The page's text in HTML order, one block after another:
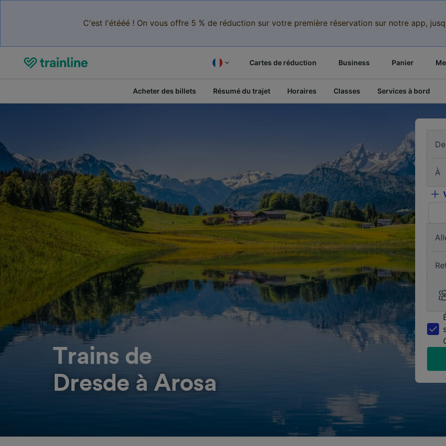
C'est l'étééé ! On vous offre 5 % de réduction sur votre première réservation sur notre app,
Cartes de réduction Business Panier
Acheter des billets Résumé du trajet Horaires Classes Services à bord
Trains de
Dresde à Arosa
De
À